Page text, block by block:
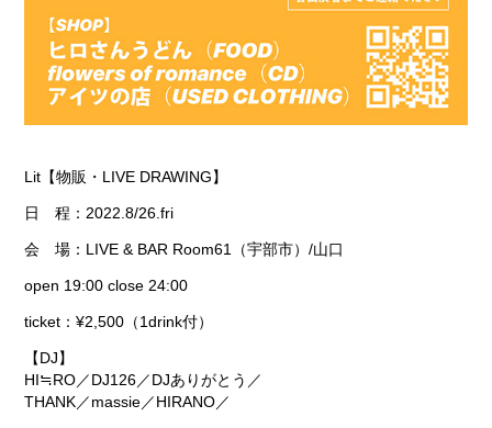
Lit【物販・LIVE DRAWING】
日 程：2022.8/26.fri
会 場：LIVE & BAR Room61（宇部市）/山口
open 19:00 close 24:00
ticket：¥2,500（1drink付）
【DJ】
HI≒RO／DJ126／DJありがとう／
THANK／massie／HIRANO／